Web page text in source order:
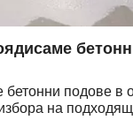
бетонни подове в
на